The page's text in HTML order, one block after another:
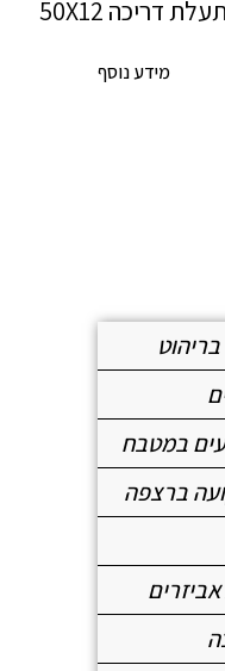
תעלת דריכה 50X12
מידע נוסף
במטבח
ברצפה